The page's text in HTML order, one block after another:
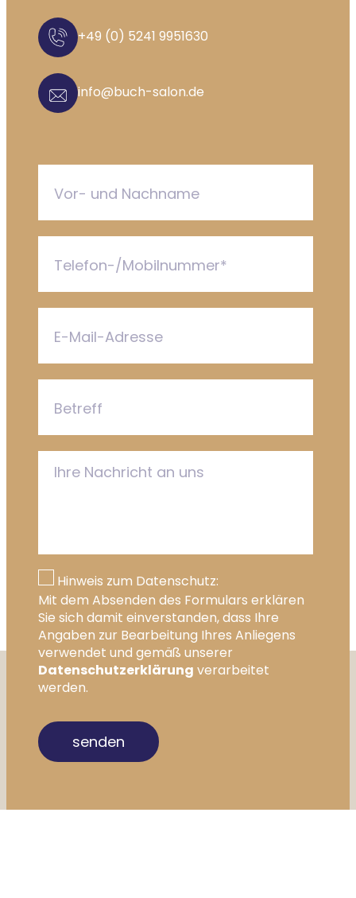
+49 (0) 5241 9951630
info@buch-salon.de
Hinweis zum Datenschutz:
Mit dem Absenden des Formulars erklären
Sie sich damit einverstanden, dass Ihre
Angaben zur Bearbeitung Ihres Anliegens
verwendet und gemäß unserer
Datenschutzerklärungverarbeitet
werden.